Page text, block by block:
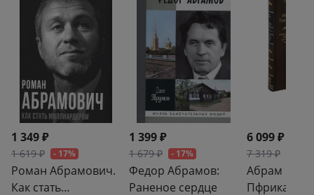
1 349 ₽
1 619 ₽ - 17%
Роман Абрамович.
Как стать
1 399 ₽
1 679 ₽ - 17%
Федор Абрамов:
Раненое сердце
6 099 ₽
7 319 ₽
Абрам